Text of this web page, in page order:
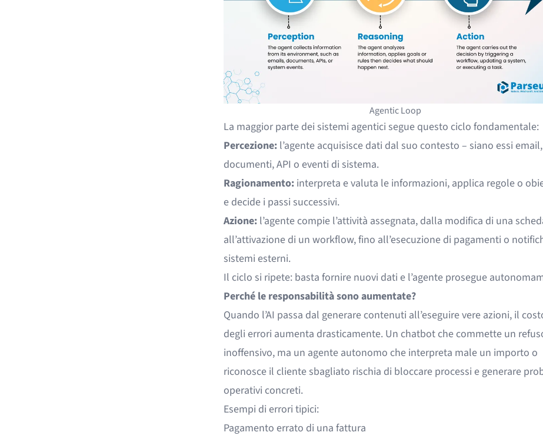
Agentic Loop
La maggior parte dei sistemi agentici segue questo ciclo fondamentale:
Percezione:l’agente acquisisce dati dal suo contesto – siano essi email,
documenti, API o eventi di sistema.
Ragionamento:interpreta e valuta le informazioni, applica regole o
e decide i passi successivi.
Azione:l’agente compie l’attività assegnata, dalla modifica di una
all’attivazione di un workflow, fino all’esecuzione di pagamenti o
sistemi esterni.
Il ciclo si ripete: basta fornire nuovi dati e l’agente prosegue
Perché le responsabilità sono aumentate?
Quando l’AI passa dal generare contenuti all’eseguire vere azioni, il
degli errori aumenta drasticamente. Un chatbot che commette un
inoffensivo, ma un agente autonomo che interpreta male un importo o
riconosce il cliente sbagliato rischia di bloccare processi e generare
operativi concreti.
Esempi di errori tipici:
Pagamento errato di una fattura